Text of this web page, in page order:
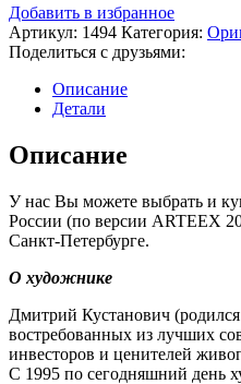
Добавить в избранное
Артикул: 1494 Категория:
Поделиться с друзьями:
Описание
Детали
Описание
У нас Вы можете выбрать и
России (по версии ARTEEX
Санкт-Петербурге.
О художнике
Дмитрий Кустанович
востребованных из лучших
инвесторов и ценителей
С 1995 по сегодняшний день